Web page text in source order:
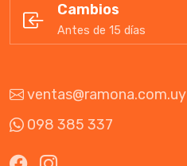
Cambios
Antes de 15 días
ventas@ramona.com.uy
098 385 337